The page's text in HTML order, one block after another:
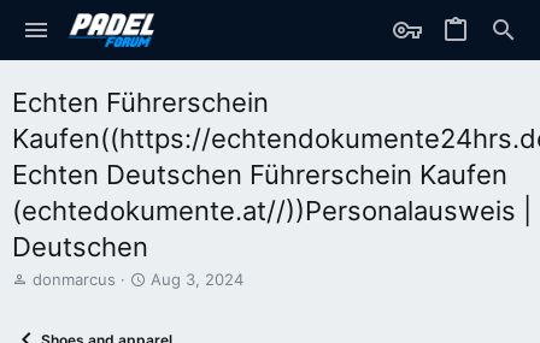
Echten Führerschein
Kaufen((https://
Echten Deutschen Führerschein Kaufen
(echtedokumente.at//))Personalausweis |
Deutschen
T
donmarcus
S
Aug 3, 2024
Shoes and apparel